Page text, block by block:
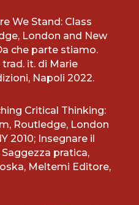
We Stand: Class
London and New
che parte stiamo.
it. di Marie
Napoli 2022.
Critical Thinking:
Routledge, London
2010; Insegnare il
pratica,
Meltemi Editore,